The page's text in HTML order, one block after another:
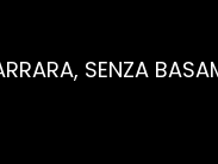
SENZA